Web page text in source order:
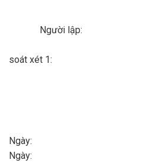
Người lập:
soát xét 1:
Ngày: